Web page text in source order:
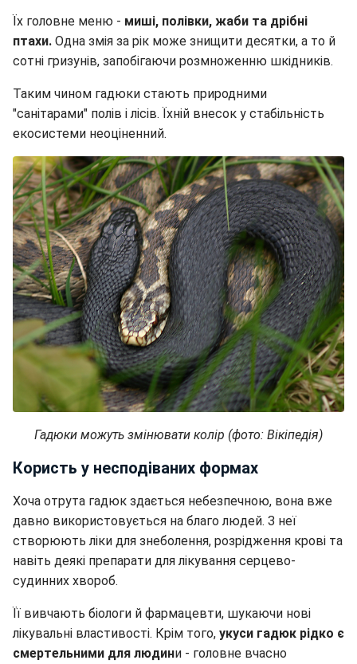
Їх головне меню - миші, полівки, жаби та дрібні
птахи. Одна змія за рік може знищити десятки, а то й
сотні гризунів, запобігаючи розмноженню шкідників.
Таким чином гадюки стають природними
"санітарами" полів і лісів. Їхній внесок у стабільність
екосистеми неоціненний.
Гадюки можуть змінювати колір (фото: Вікіпедія)
Користь у несподіваних формах
Хоча отрута гадюк здається небезпечною, вона вже
давно використовується на благо людей. З неї
створюють ліки для знеболення, розрідження крові та
навіть деякі препарати для лікування серцево-
судинних хвороб.
Її вивчають біологи й фармацевти, шукаючи нові
лікувальні властивості. Крім того, укуси гадюк рідко є
смертельними для людини - головне вчасно